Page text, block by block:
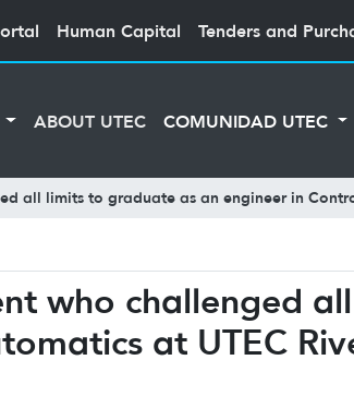
Human Capital Tenders and
ABOUT UTEC COMUNIDAD UTEC
all limits to graduate as an engineer in
who challenged
at UTEC